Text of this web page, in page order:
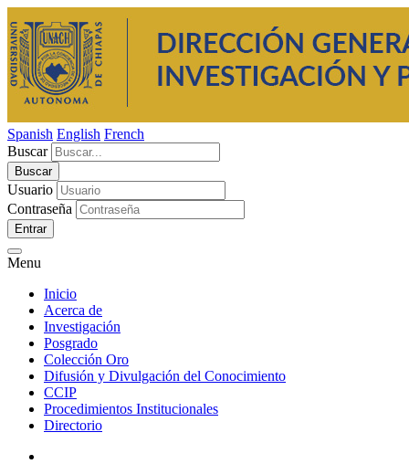
Spanish English French
Buscar
Usuario
Contraseña
Entrar
Menu
Inicio
Acerca de
Investigación
Posgrado
Colección Oro
Difusión y Divulgación del Conocimiento
CCIP
Procedimientos Institucionales
Directorio